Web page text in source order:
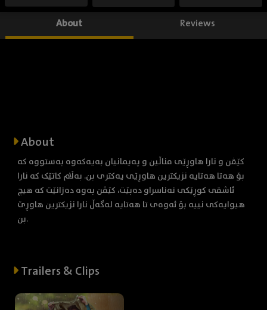
About Reviews
About
کێڤن و نارا هاوڕێی مناڵین و پەیمانیان بەیەکەوە بەستووە کە
بۆ هەتا هەتایە نزیکترین هاوڕێی یەکتری بن. بەڵام کاتێک کە نارا
ئاشقی کوڕێکی نەناسراو دەبێت، کێڤن بەوە دەزانێت کە هیچ
هیوایەکی نییە بۆ ئەوەی تا هەتایە لەگەڵ نارا نزیکترین هاوڕێ
بن.
Trailers & Clips